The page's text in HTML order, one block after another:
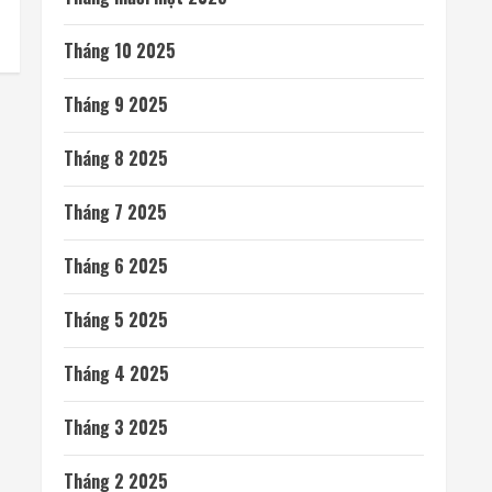
Tháng 10 2025
Tháng 9 2025
Tháng 8 2025
Tháng 7 2025
Tháng 6 2025
Tháng 5 2025
Tháng 4 2025
Tháng 3 2025
Tháng 2 2025